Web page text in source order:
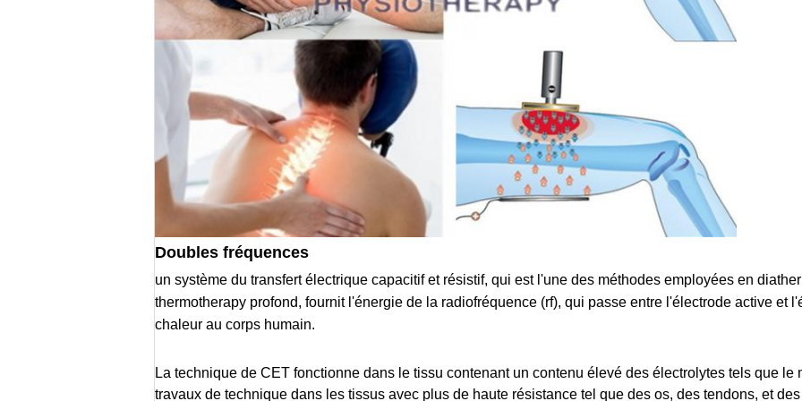
Doubles fréquences
un système du transfert électrique capacitif et résistif, qui est l'une des méthodes employées en
thermotherapy profond, fournit l'énergie de la radiofréquence (rf), qui passe entre l'électrode active et
chaleur au corps humain.
La technique de CET fonctionne dans le tissu contenant un contenu élevé des électrolytes tels que
travaux de technique dans les tissus avec plus de haute résistance tel que des os, des tendons, et